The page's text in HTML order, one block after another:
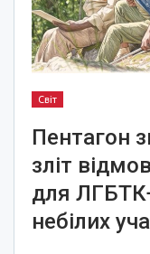
Світ
Пентагон
зліт
для
небілих